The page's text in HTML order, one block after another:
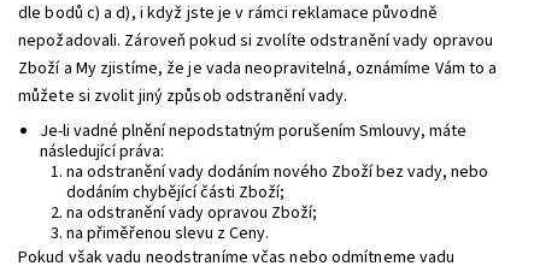
dle bodů c) a d), i když jste je v rámci reklamace původně
nepožadovali. Zároveň pokud si zvolíte odstranění vady opravou
Zboží a My zjistíme, že je vada neopravitelná, oznámíme Vám to a
můžete si zvolit jiný způsob odstranění vady.
Je-li vadné plnění nepodstatným porušením Smlouvy, máte
následující práva:
na odstranění vady dodáním nového Zboží bez vady, nebo
dodáním chybějící části Zboží;
na odstranění vady opravou Zboží;
na přiměřenou slevu z Ceny.
Pokud však vadu neodstraníme včas nebo odmítneme vadu